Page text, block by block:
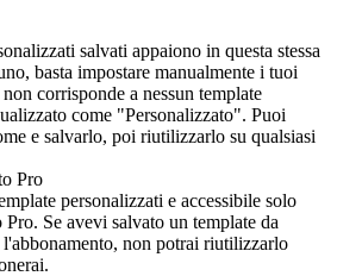
salvati appaiono in questa stessa
basta impostare manualmente i tuoi
corrisponde a nessun template
come "Personalizzato". Puoi
e salvarlo, poi riutilizzarlo su qualsiasi
Pro
personalizzati e accessibile solo
Se avevi salvato un template da
l'abbonamento, non potrai riutilizzarlo